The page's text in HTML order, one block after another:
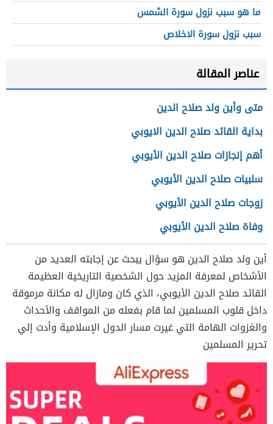
ما هو سبب نزول سورة الشمس
سبب نزول سورة الاخلاص
عناصر المقالة
متى وأين ولد صلاح الدين
بداية القائد صلاح الدين الايوبي
أهم إنجازات صلاح الدين الأيوبي
سلبيات صلاح الدين الأيوبي
زوجات صلاح الدين الأيوبي
وفاة صلاح الدين الأيوبي
أين ولد صلاح الدين هو سؤال يبحث عن إجابته العديد من
الأشخاص لمعرفة المزيد حول الشخصية التاريخية العظيمة
القائد صلاح الدين الأيوبي، الذي كان ومازال له مكانة مرموقة
داخل قلوب المسلمين لما قام بفعله من المواقف والأحداث
والغزوات الهامة التي غيرت مسار الدول الإسلامية وأدت إلي
تحرير المسلمين